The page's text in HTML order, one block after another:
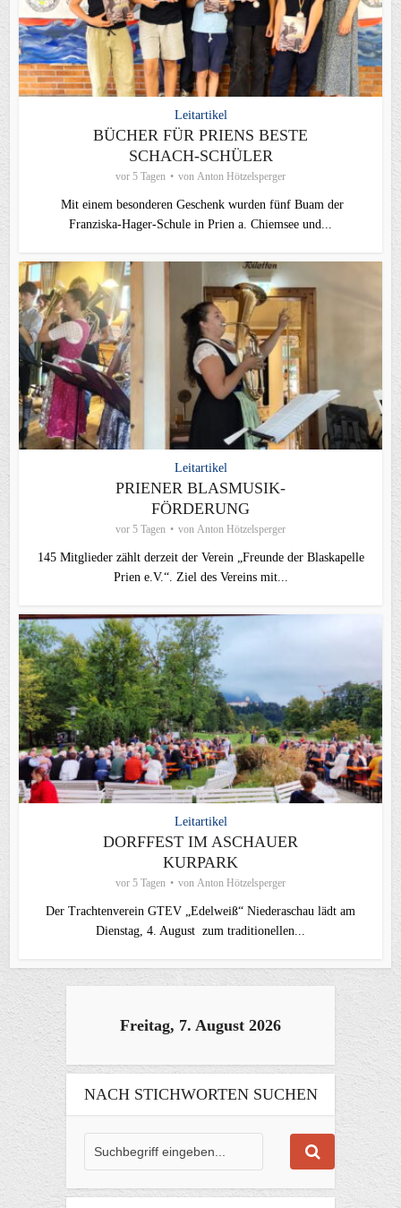
Leitartikel
BÜCHER FÜR PRIENS BESTE
SCHACH-SCHÜLER
vor 5 Tagen von Anton Hötzelsperger
Mit einem besonderen Geschenk wurden fünf Buam der
Franziska-Hager-Schule in Prien a. Chiemsee und...
Leitartikel
PRIENER BLASMUSIK-
FÖRDERUNG
vor 5 Tagen von Anton Hötzelsperger
145 Mitglieder zählt derzeit der Verein „Freunde der Blaskapelle
Prien e.V.“. Ziel des Vereins mit...
Leitartikel
DORFFEST IM ASCHAUER
KURPARK
vor 5 Tagen von Anton Hötzelsperger
Der Trachtenverein GTEV „Edelweiß“ Niederaschau lädt am
Dienstag, 4. August zum traditionellen...
Freitag, 7. August 2026
NACH STICHWORTEN SUCHEN